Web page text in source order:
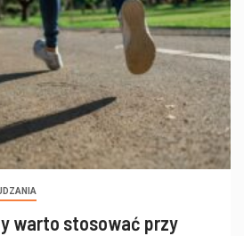
warto stosować przy